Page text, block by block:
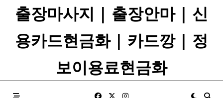
출장마사지 | 출장안마 | 신
용카드현금화 | 카드깡 | 정
보이용료현금화